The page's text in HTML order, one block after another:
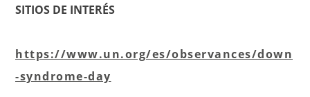
SITIOS DE INTERÉS
https://www.un.org/es/observances/down
-syndrome-day